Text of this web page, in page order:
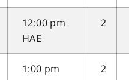
12:00 pm
HAE
2
1:00 pm
2